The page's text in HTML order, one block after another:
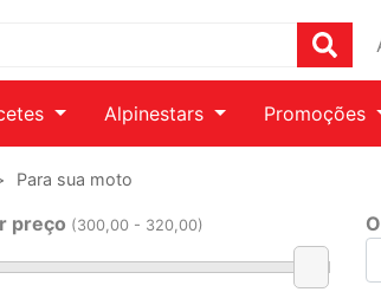
Alpinestars Promoções
Para sua moto
preço (300,00 - 320,00)